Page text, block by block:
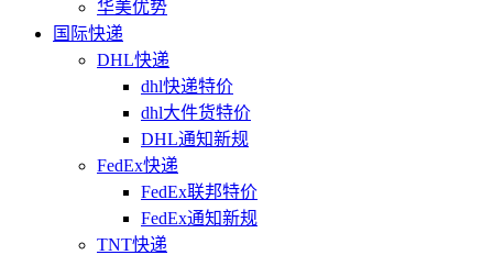
华美优势
国际快递
DHL快递
dhl快递特价
dhl大件货特价
DHL通知新规
FedEx快递
FedEx联邦特价
FedEx通知新规
TNT快递